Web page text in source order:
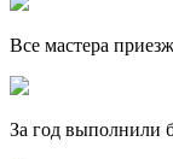
Все мастера
За год выполнили